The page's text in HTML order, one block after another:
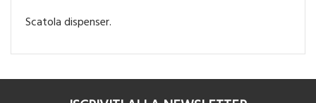
Scatola dispenser.